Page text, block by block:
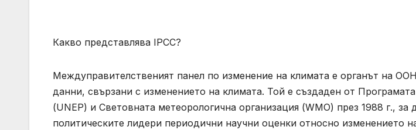
Какво представлява IPCC?
Междуправителственият панел по изменение на климата е органът на
данни, свързани с изменението на климата. Той е създаден от
(UNEP) и Световната метеорологична организация (WMO) през 1988 г., за
политическите лидери периодични научни оценки относно изменението